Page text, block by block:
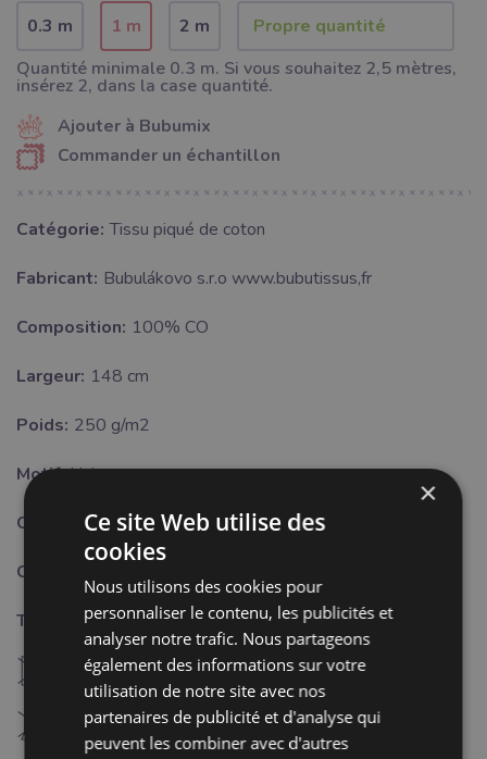
0.3 m 1 m
2 m
Quantité minimale 0.3 m. Si vous souhaitez 2,5 mètres,
insérez 2, dans la case quantité.
Ajouter à Bubumix
Commander un échantillon
Catégorie: Tissu piqué de coton
Fabricant: Bubulákovo s.r.o www.bubutissus,fr
Composition: 100% CO
Largeur: 148 cm
Poids: 250 g/m2
Motif: Uni
Certifikat: OEKO-TEX Standard 100 class I.
Couleur:
Traitement:
U ne pas sécher à machine
H Blanchiment interdit
×
Ce site Web utilise des
cookies
Nous utilisons des cookies pour
personnaliser le contenu, les publicités et
analyser notre trafic. Nous partageons
également des informations sur votre
utilisation de notre site avec nos
partenaires de publicité et d'analyse qui
peuvent les combiner avec d'autres